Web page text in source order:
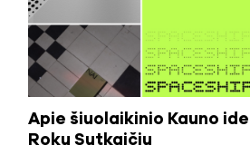
Apie šiuolaikinio Kauno
Roku Sutkaičiu